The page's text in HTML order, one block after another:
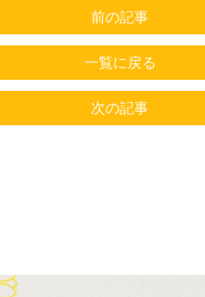
前の記事
一覧に戻る
次の記事